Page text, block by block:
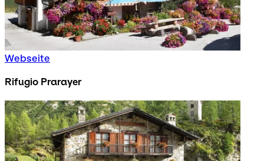
Webseite
Rifugio Prarayer